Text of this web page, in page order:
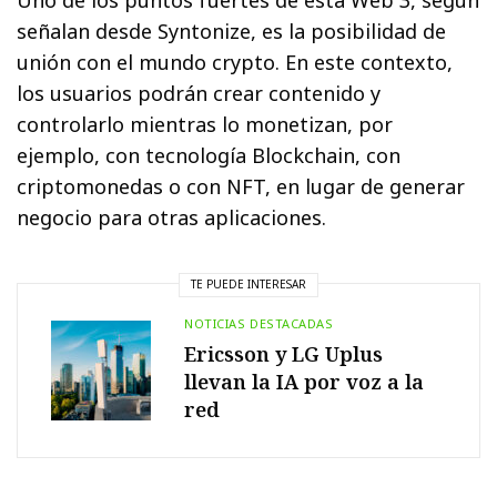
señalan desde Syntonize, es la posibilidad de
unión con el mundo crypto. En este contexto,
los usuarios podrán crear contenido y
controlarlo mientras lo monetizan, por
ejemplo, con tecnología Blockchain, con
criptomonedas o con NFT, en lugar de generar
negocio para otras aplicaciones.
TE PUEDE INTERESAR
NOTICIAS DESTACADAS
Ericsson y LG Uplus
llevan la IA por voz a la
red